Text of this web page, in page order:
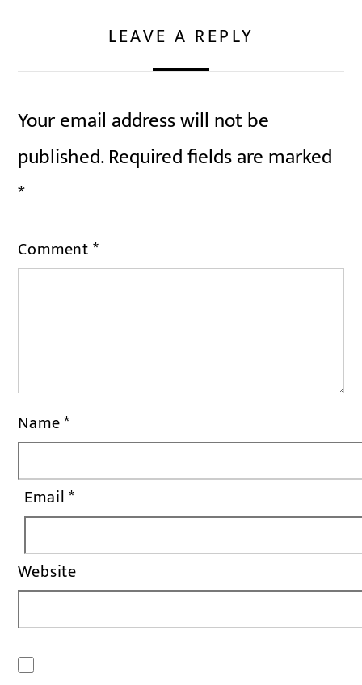
LEAVE A REPLY
Your email address will not be
published.Required fields are marked
*
Comment*
Name*
Email*
Website